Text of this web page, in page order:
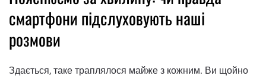
смартфони підслуховують наші
розмови
Здається, таке траплялося майже з кожним. Ви щойно